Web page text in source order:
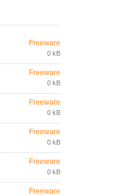
Freeware
0 kB
Freeware
0 kB
Freeware
0 kB
Freeware
0 kB
Freeware
0 kB
Freeware